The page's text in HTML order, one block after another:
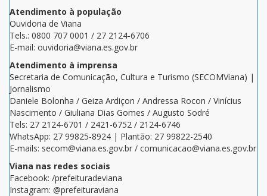
Atendimento à população
Ouvidoria de Viana
Tels.: 0800 707 0001 / 27 2124-6706
E-mail: ouvidoria@viana.es.gov.br
Atendimento à imprensa
Secretaria de Comunicação, Cultura e Turismo (SECOMViana) |
Jornalismo
Daniele Bolonha / Geiza Ardiçon / Andressa Rocon / Vinícius
Nascimento / Giuliana Dias Gomes / Augusto Sodré
Tels: 27 2124-6701 / 2421-6752 / 2124-6746
WhatsApp: 27 99825-8924 | Plantão: 27 99822-2540
E-mails: secom@viana.es.gov.br / comunicacao@viana.es.gov.br
Viana nas redes sociais
Facebook: /prefeituradeviana
Instagram: @prefeituraviana